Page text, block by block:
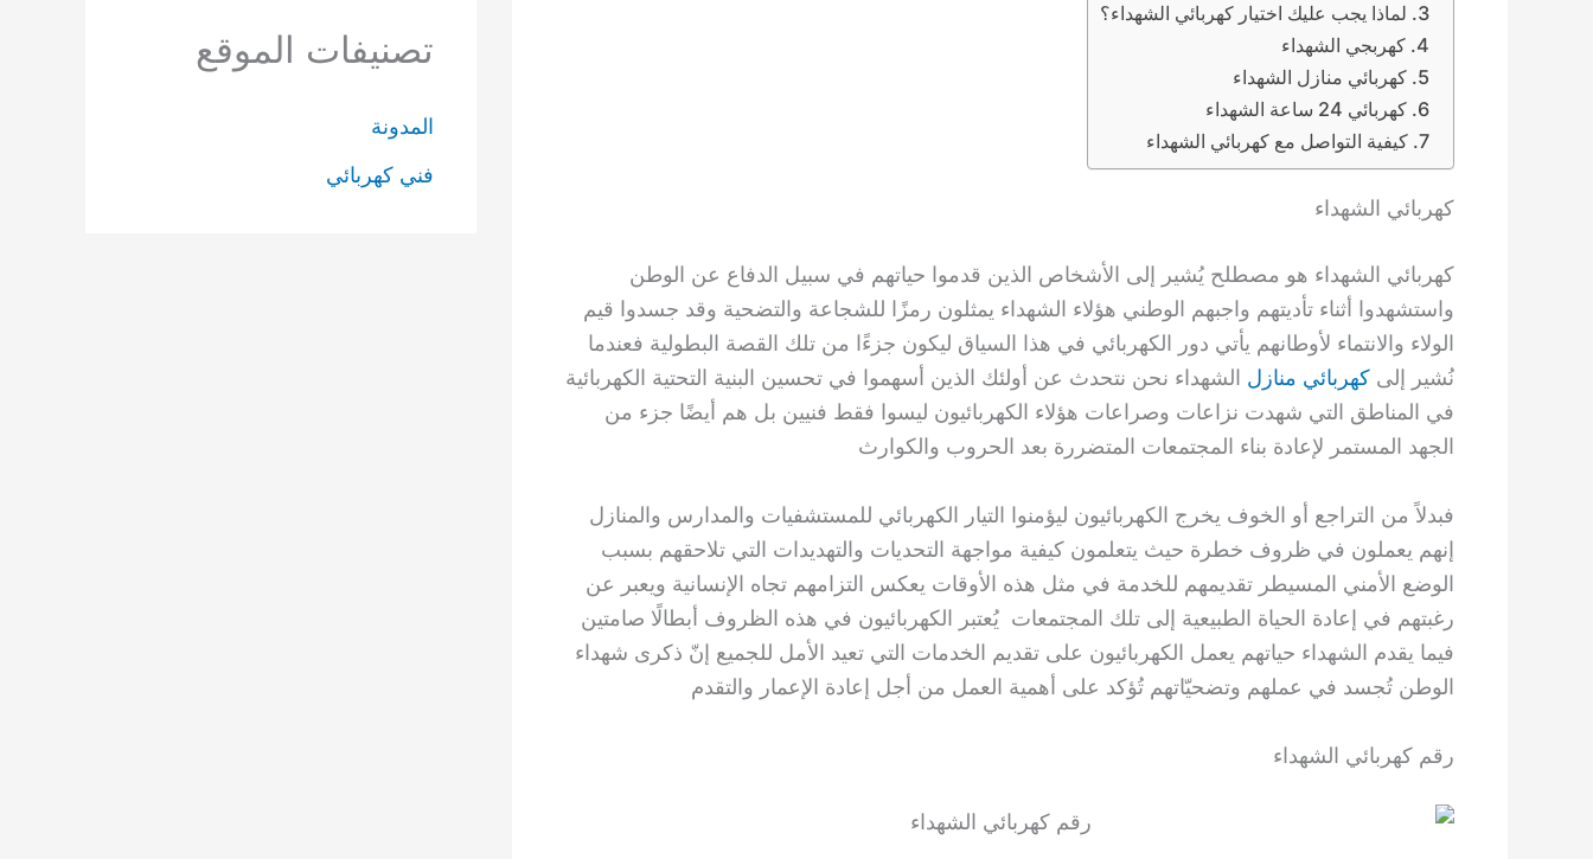
لماذا يجب عليك اختيار كهربائي الشهداء؟
كهربجي الشهداء
كهربائي منازل الشهداء
كهربائي 24 ساعة الشهداء
كيفية التواصل مع كهربائي الشهداء
كهربائي الشهداء
كهربائي الشهداء هو مصطلح يُشير إلى الأشخاص الذين قدموا حياتهم في سبيل الدفاع عن الوطن
واستشهدوا أثناء تأديتهم واجبهم الوطني هؤلاء الشهداء يمثلون رمزًا للشجاعة والتضحية وقد جسدوا قيم
الولاء والانتماء لأوطانهم يأتي دور الكهربائي في هذا السياق ليكون جزءًا من تلك القصة البطولية فعندما
نُشير إلى كهربائي منازل الشهداء نحن نتحدث عن أولئك الذين أسهموا في تحسين البنية التحتية الكهربائية
في المناطق التي شهدت نزاعات وصراعات هؤلاء الكهربائيون ليسوا فقط فنيين بل هم أيضًا جزء من
الجهد المستمر لإعادة بناء المجتمعات المتضررة بعد الحروب والكوارث
فبدلاً من التراجع أو الخوف يخرج الكهربائيون ليؤمنوا التيار الكهربائي للمستشفيات والمدارس والمنازل
إنهم يعملون في ظروف خطرة حيث يتعلمون كيفية مواجهة التحديات والتهديدات التي تلاحقهم بسبب
الوضع الأمني المسيطر تقديمهم للخدمة في مثل هذه الأوقات يعكس التزامهم تجاه الإنسانية ويعبر عن
رغبتهم في إعادة الحياة الطبيعية إلى تلك المجتمعات يُعتبر الكهربائيون في هذه الظروف أبطالًا صامتين
فيما يقدم الشهداء حياتهم يعمل الكهربائيون على تقديم الخدمات التي تعيد الأمل للجميع إنّ ذكرى شهداء
الوطن تُجسد في عملهم وتضحيّاتهم تُؤكد على أهمية العمل من أجل إعادة الإعمار والتقدم
رقم كهربائي الشهداء
تصنيفات الموقع
المدونة
فني كهربائي